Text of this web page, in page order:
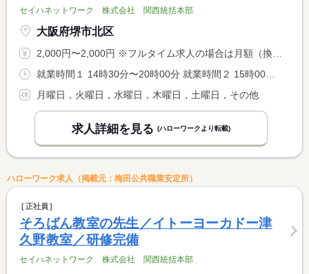
セイハネットワーク 株式会社 関西統括本部
大阪府堺市北区
2,000円〜2,000円 ※フルタイム求人の場合は月額（換算額）、パート求人の場合は時間額を表示しています。
就業時間１ 14時30分〜20時00分 就業時間２ 15時00分〜19時30分 就業時間に関する特記事項 （１）金曜日 <BR> （２）日曜日 <BR> 週１日からОＫ
月曜日，火曜日，水曜日，木曜日，土曜日，その他
求人詳細を見る (ハローワークより転載)
ハローワーク求人（掲載元：梅田公共職業安定所）
正社員
そろばん教室の先生／イトーヨーカドー津
久野教室／研修完備
セイハネットワーク 株式会社 関西統括本部